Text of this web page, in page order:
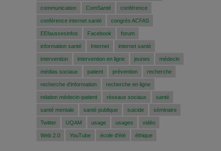
communication ComSanté conférence
conférence internet santé congrès ACFAS
EEfaussesinfos Facebook forum
information santé Internet internet santé
intervention intervention en ligne jeunes médecin
médias sociaux patient prévention recherche
recherche d'information recherche en ligne
relation médecin-patient réseaux sociaux santé
santé mentale santé publique suicide séminaire
Twitter UQAM usage usages vidéo
Web 2.0 YouTube école d'été éthique